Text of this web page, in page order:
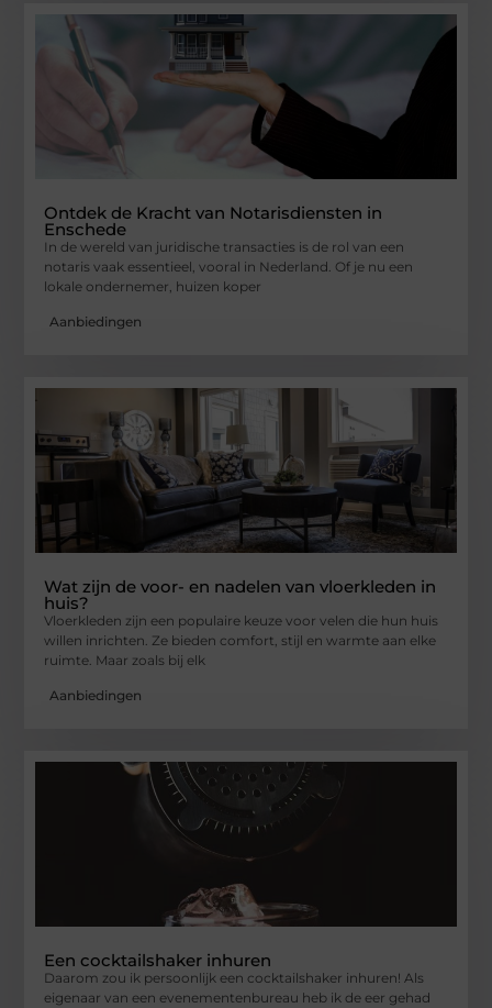
Ontdek de Kracht van Notarisdiensten in
Enschede
In de wereld van juridische transacties is de rol van een
notaris vaak essentieel, vooral in Nederland. Of je nu een
lokale ondernemer, huizen koper
Aanbiedingen
Wat zijn de voor- en nadelen van vloerkleden in
huis?
Vloerkleden zijn een populaire keuze voor velen die hun huis
willen inrichten. Ze bieden comfort, stijl en warmte aan elke
ruimte. Maar zoals bij elk
Aanbiedingen
Een cocktailshaker inhuren
Daarom zou ik persoonlijk een cocktailshaker inhuren! Als
eigenaar van een evenementenbureau heb ik de eer gehad